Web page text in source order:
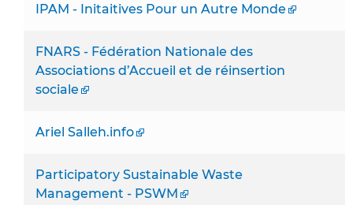
IPAM - Initaitives Pour un Autre Monde
FNARS - Fédération Nationale des
Associations d’Accueil et de réinsertion
sociale
Ariel Salleh.info
Participatory Sustainable Waste
Management - PSWM